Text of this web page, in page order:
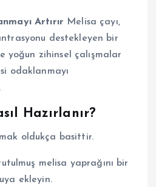
Artırır Melisa çayı,
destekleyen bir
yoğun zihinsel çalışmalar
odaklanmayı
Hazırlanır?
oldukça basittir.
melisa yaprağını bir
ekleyin.